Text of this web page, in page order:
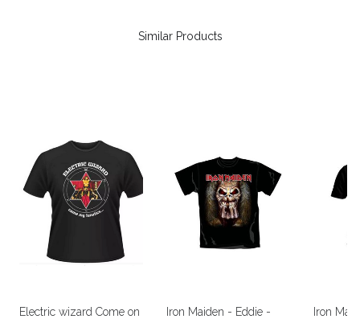
Similar Products
Electric wizard Come on
Iron Maiden - Eddie -
Iron